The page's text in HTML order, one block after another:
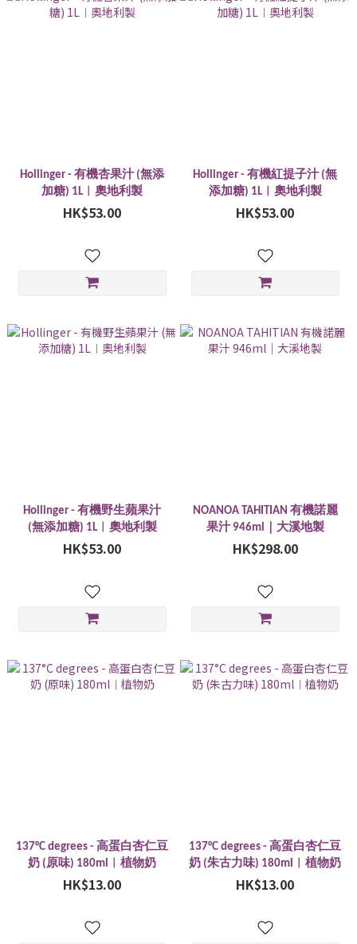
Hollinger - 有機杏果汁 (無添
加糖) 1L︱奧地利製
HK$53.00
Hollinger - 有機紅提子汁 (無
添加糖) 1L︱奧地利製
HK$53.00
Hollinger - 有機野生蘋果汁
(無添加糖) 1L︱奧地利製
HK$53.00
NOANOA TAHITIAN 有機諾麗
果汁 946ml｜大溪地製
HK$298.00
137°C degrees - 高蛋白杏仁豆
奶 (原味) 180ml︱植物奶
HK$13.00
137°C degrees - 高蛋白杏仁豆
奶 (朱古力味) 180ml︱植物奶
HK$13.00